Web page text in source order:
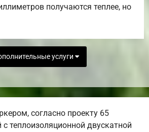
получаются теплее, но
услуги
согласно проекту 65
теплоизоляционной двускатной